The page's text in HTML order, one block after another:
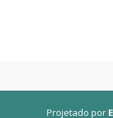
Projetado por